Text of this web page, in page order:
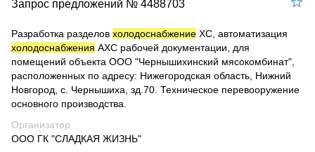
Запрос предложений № 4488703
Разработка разделов холодоснабжение ХС, автоматизация
холодоснабжения АХС рабочей документации, для
помещений объекта ООО "Чернышихинский мясокомбинат",
расположенных по адресу: Нижегородская область, Нижний
Новгород, с. Чернышиха, зд.70. Техническое перевооружение
основного производства.
Организатор
ООО ГК "СЛАДКАЯ ЖИЗНЬ"